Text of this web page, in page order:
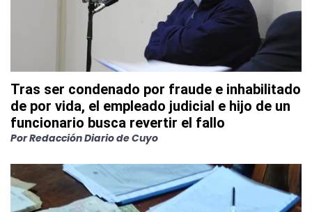
Tras ser condenado por fraude e inhabilitado
de por vida, el empleado judicial e hijo de un
funcionario busca revertir el fallo
PorRedacción Diario de Cuyo